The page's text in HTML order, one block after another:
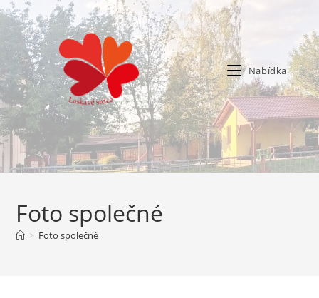
Nabídka
Foto společné
> Foto společné